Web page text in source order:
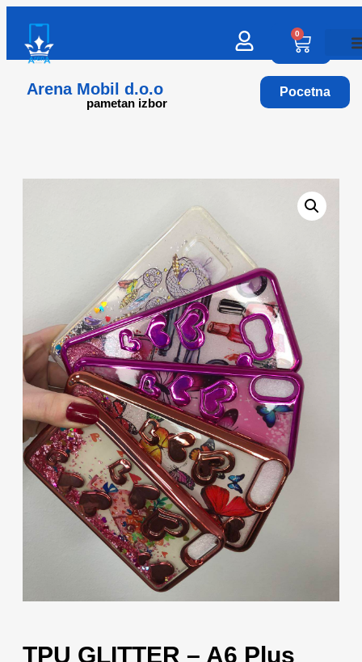
Arena Mobil d.o.o
pametan izbor
0
Pocetna
TPU GLITTER – A6 Plus